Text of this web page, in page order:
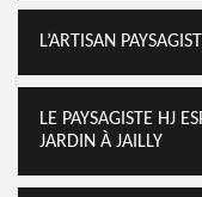
L’ARTISAN
LE PAYSAGISTE HJ
JARDIN À JAILLY